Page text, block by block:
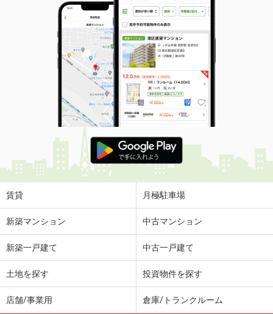
賃貸 月極駐車場
新築マンション 中古マンション
新築一戸建て 中古一戸建て
土地を探す 投資物件を探す
店舗/事業用 倉庫/トランクルーム